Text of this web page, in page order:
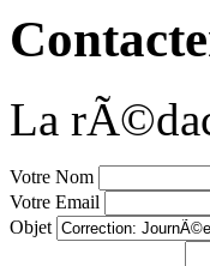
La
Votre Nom
Votre Email
Objet